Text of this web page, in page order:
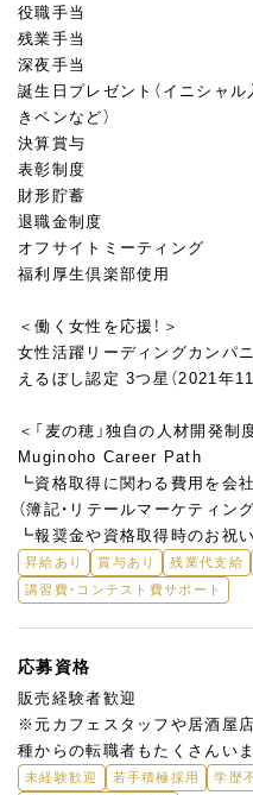
役職手当
残業手当
深夜手当
誕生日プレゼント（イニシャル
きペンなど）
決算賞与
表彰制度
財形貯蓄
退職金制度
オフサイトミーティング
福利厚生倶楽部使用
＜働く女性を応援！＞
女性活躍リーディングカンパ
えるぼし認定 3つ星（2021年11
＜「麦の穂」独自の人材開発制
Muginoho Career Path
┗資格取得に関わる費用を会
（簿記・リテールマーケティン
┗報奨金や資格取得時のお祝
昇給あり 賞与あり 残業代支給
講習費・コンテスト費サポート
応募資格
販売経験者歓迎
※元カフェスタッフや居酒屋店
種からの転職者もたくさんいま
未経験歓迎 若手積極採用 学歴